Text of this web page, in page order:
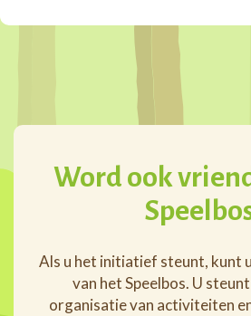
Word ook
Als u het initiatief steunt, kunt
van het Speelbos. U
organisatie van activiteiten